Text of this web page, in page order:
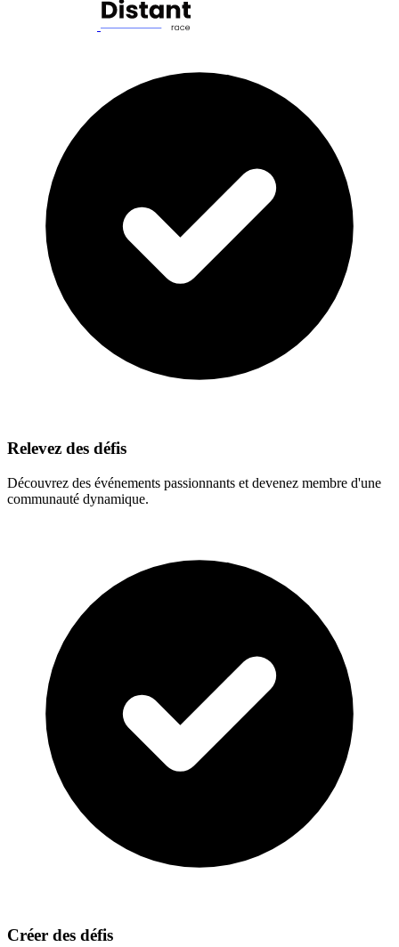
Relevez des défis
Découvrez des événements passionnants et devenez membre d'une
communauté dynamique.
Créer des défis